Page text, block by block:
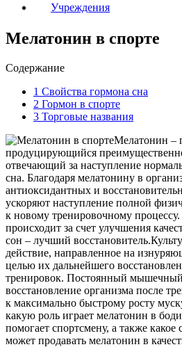
Учреждения
Мелатонин в спорте
Содержание
1 Свойства гормона сна
2 Гормон в спорте
3 Торговые названия
Мелатонин –
продуцирующийся
отвечающий за наступление
сна. Благодаря мелатонину в
антиоксидантных и
ускоряют наступление полной
к новому тренировочному
происходит за счет улучшения
сон – лучший
действие, направленное на
целью их дальнейшего
тренировок. Постоянный мышечный
восстановление организма после
к максимально быстрому росту
какую роль играет мелатонин в
помогает спортсмену, а также
может продавать мелатонин в